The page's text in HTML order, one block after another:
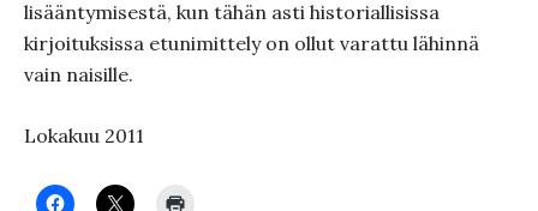
lisääntymisestä, kun tähän asti historiallisissa
kirjoituksissa etunimittely on ollut varattu lähinnä
vain naisille.
Lokakuu 2011